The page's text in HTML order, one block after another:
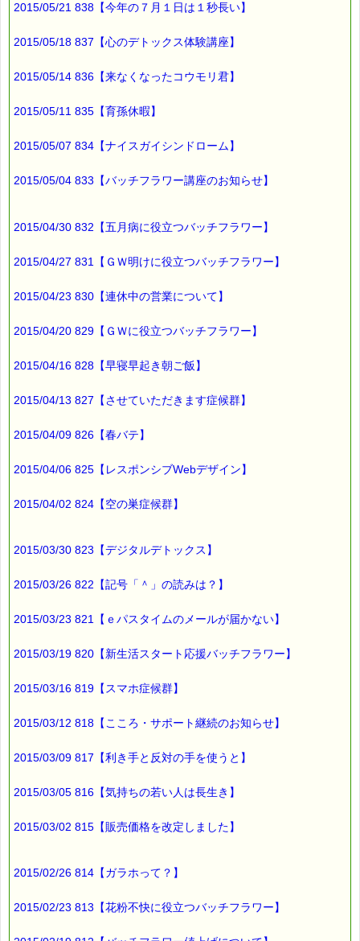
2015/05/21 838【今年の７月１日は１秒長い】
2015/05/18 837【心のデトックス体験講座】
2015/05/14 836【来なくなったコウモリ君】
2015/05/11 835【育孫休暇】
2015/05/07 834【ナイスガイシンドローム】
2015/05/04 833【バッチフラワー講座のお知らせ】
2015/04/30 832【五月病に役立つバッチフラワー】
2015/04/27 831【ＧＷ明けに役立つバッチフラワー】
2015/04/23 830【連休中の営業について】
2015/04/20 829【ＧＷに役立つバッチフラワー】
2015/04/16 828【早寝早起き朝ご飯】
2015/04/13 827【させていただきます症候群】
2015/04/09 826【春バテ】
2015/04/06 825【レスポンシブWebデザイン】
2015/04/02 824【空の巣症候群】
2015/03/30 823【デジタルデトックス】
2015/03/26 822【記号「＾」の読みは？】
2015/03/23 821【ｅパスタイムのメールが届かない】
2015/03/19 820【新生活スタート応援バッチフラワー】
2015/03/16 819【スマホ症候群】
2015/03/12 818【こころ・サポート継続のお知らせ】
2015/03/09 817【利き手と反対の手を使うと】
2015/03/05 816【気持ちの若い人は長生き】
2015/03/02 815【販売価格を改定しました】
2015/02/26 814【ガラホって？】
2015/02/23 813【花粉不快に役立つバッチフラワー】